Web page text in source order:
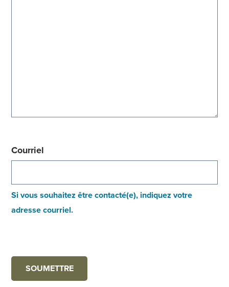
Courriel
Si vous souhaitez être contacté(e), indiquez votre
adresse courriel.